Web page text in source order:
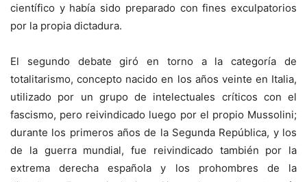
científico y había sido preparado con fines exculpatorios
por la propia dictadura.
El segundo debate giró en torno a la categoría de
totalitarismo, concepto nacido en los años veinte en Italia,
utilizado por un grupo de intelectuales críticos con el
fascismo, pero reivindicado luego por el propio Mussolini;
durante los primeros años de la Segunda República, y los
de la guerra mundial, fue reivindicado también por la
extrema derecha española y los prohombres de la